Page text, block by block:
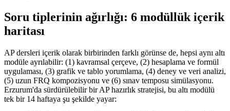
Soru tiplerinin ağırlığı: 6 modüllük içerik
haritası
AP dersleri içerik olarak birbirinden farklı görünse de, hepsi aynı altı
modüle ayrılabilir: (1) kavramsal çerçeve, (2) hesaplama ve formül
uygulaması, (3) grafik ve tablo yorumlama, (4) deney ve veri analizi,
(5) uzun FRQ kompozisyonu ve (6) sınav temposu simülasyonu.
Erzurum'da sürdürülebilir bir AP hazırlık stratejisi, bu altı modülü
tek bir 14 haftaya şu şekilde yayar: